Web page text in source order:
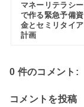
マネーリテラシー
で作る緊急予備資
金とセミリタイア
計画
0 件のコメント:
コメントを投稿